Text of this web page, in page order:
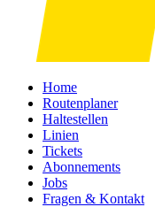
Home
Routenplaner
Haltestellen
Linien
Tickets
Abonnements
Jobs
Fragen & Kontakt